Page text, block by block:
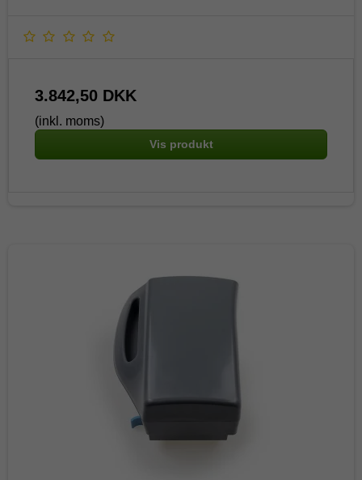
3.842,50 DKK
(inkl. moms)
Vis produkt